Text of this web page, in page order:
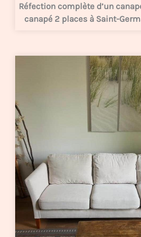
Réfection complète d’un
canapé 2 places à Saint-